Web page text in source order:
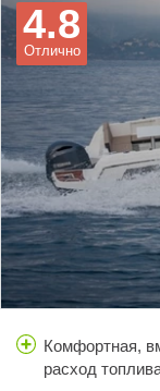
Отлично
4.8
Комфортная,
расход